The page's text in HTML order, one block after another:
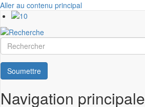
Aller au contenu principal
Rechercher
Soumettre
Navigation principale